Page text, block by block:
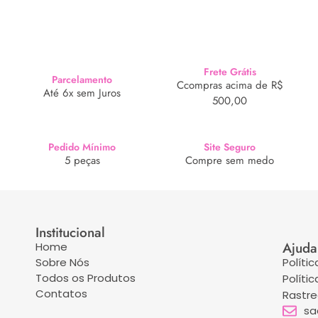
Parcelamento
Até 6x sem Juros
Frete Grátis
Ccompras acima de R$
500,00
Pedido Mínimo
5 peças
Site Seguro
Compre sem medo
Institucional
Home
Sobre Nós
Todos os Produtos
Contatos
Ajuda